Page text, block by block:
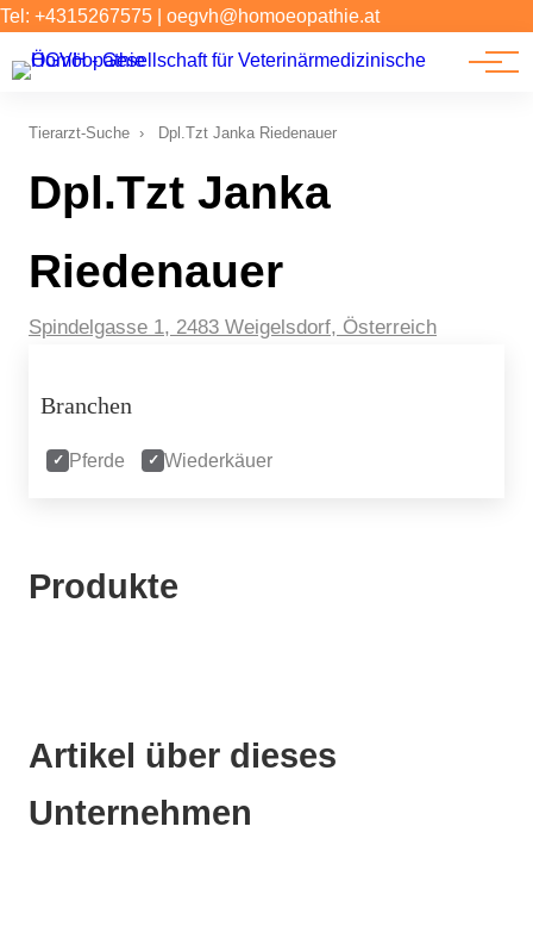
Tel: +4315267575 oegvh@homoeopathie.at
Tierarzt-Suche
Forschung
Links
Tierarzt-Suche › Dpl.Tzt Janka Riedenauer
Dpl.Tzt Janka
Riedenauer
Spindelgasse 1, 2483 Weigelsdorf, Österreich
Produkte
Artikel über dieses
Unternehmen
Branchen
Pferde Wiederkäuer